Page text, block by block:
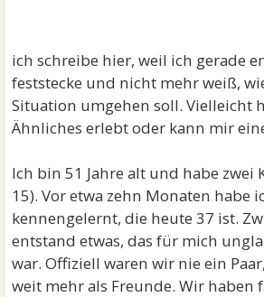
ich schreibe hier, weil ich gerade
feststecke und nicht mehr weiß,
Situation umgehen soll. Vielleicht
Ähnliches erlebt oder kann mir
Ich bin 51 Jahre alt und habe zwei
15). Vor etwa zehn Monaten habe
kennengelernt, die heute 37 ist.
entstand etwas, das für mich
war. Offiziell waren wir nie ein
weit mehr als Freunde. Wir haben